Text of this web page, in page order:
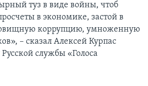
туз в виде войны, чтоб
в экономике, застой в
коррупцию, умноженную
– сказал Алексей Курпас
службы «Голоса